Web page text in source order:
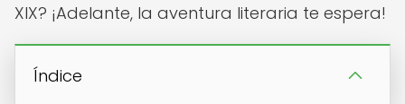
XIX? ¡Adelante, la aventura literaria te espera!
Índice